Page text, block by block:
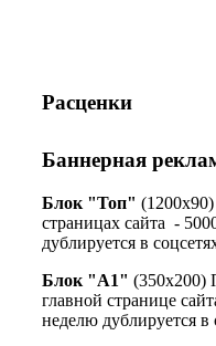
Расценки
Баннерная
Блок "Топ"
страницах сайта -
дублируется в
Блок "А1" (350х200)
главной странице
неделю дублируется в